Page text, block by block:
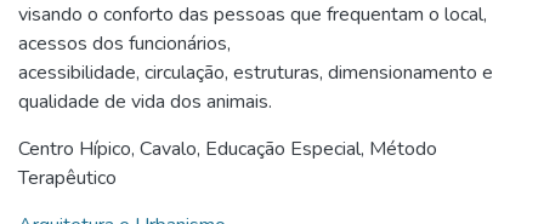
visando o conforto das pessoas que frequentam o local,
acessos dos funcionários,
acessibilidade, circulação, estruturas, dimensionamento e
qualidade de vida dos animais.
Centro Hípico, Cavalo, Educação Especial, Método
Terapêutico